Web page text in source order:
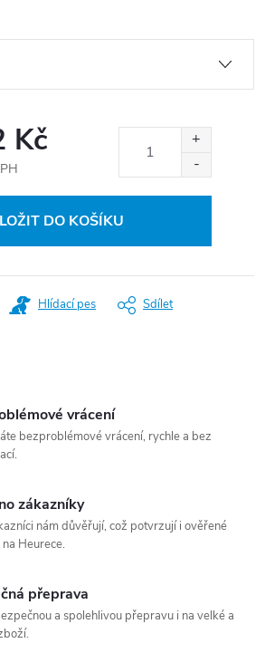
Kč
DO KOŠÍKU
Hlídací pes Sdílet
vrácení
bezproblémové vrácení, rychle a bez
zákazníky
nám důvěřují, což potvrzují i ověřené
Heurece.
přeprava
a spolehlivou přepravu i na velké a